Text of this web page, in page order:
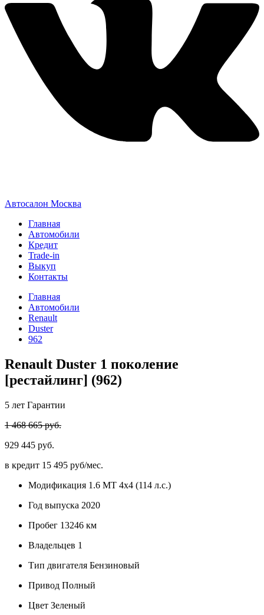
Автосалон Москва
Главная
Автомобили
Кредит
Trade-in
Выкуп
Контакты
Главная
Автомобили
Renault
Duster
962
Renault Duster 1 поколение
[рестайлинг] (962)
5 лет Гарантии
1 468 665 руб.
929 445 руб.
в кредит 15 495 руб/мес.
Модификация 1.6 MT 4x4 (114 л.с.)
Год выпуска 2020
Пробег 13246 км
Владельцев 1
Тип двигателя Бензиновый
Привод Полный
Цвет Зеленый